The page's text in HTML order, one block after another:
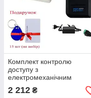
Комплект контролю
доступу з
електромеханічним
замком SEVEN LOCK KA-
7809 (Україна)
2 212 ₴